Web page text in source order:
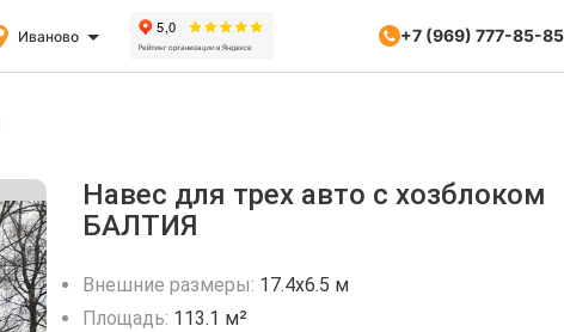
Иваново +7 (969) 777-85-85
Навес для трех авто с хозблоком
БАЛТИЯ
Внешние размеры: 17.4х6.5 м
Площадь: 113.1 м²